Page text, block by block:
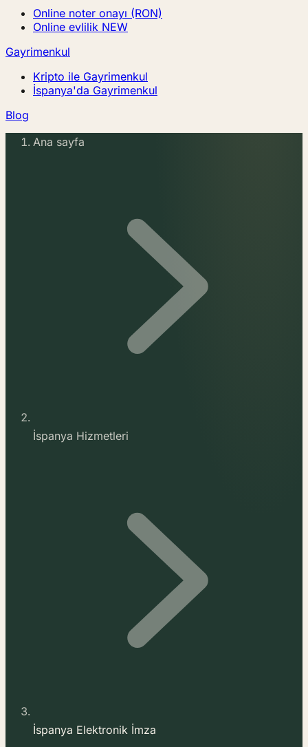
Online noter onayı (RON)
Online evlilik NEW
Gayrimenkul
Kripto ile Gayrimenkul
İspanya'da Gayrimenkul
Blog
Ana sayfa
İspanya Hizmetleri
İspanya Elektronik İmza